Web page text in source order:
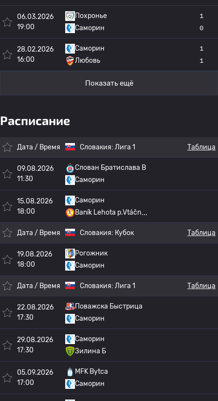
06.03.2026
19:00
Похронье
Саморин
1
0
28.02.2026
16:00
Саморин
Любовь
1
1
Показать ещё
Расписание
Дата / Время Словакия: Лига 1 Таблица
09.08.2026
11:30
Слован Братислава B
Саморин
15.08.2026
18:00
Саморин
Baník Lehota p.Vtáčn
Дата / Время Словакия: Кубок Таблица
19.08.2026
18:00
Рогожник
Саморин
Дата / Время Словакия: Лига 1 Таблица
22.08.2026
17:30
Поважска Быстрица
Саморин
29.08.2026
17:30
Саморин
Зилина Б
05.09.2026
17:00
MFK Bytca
Саморин